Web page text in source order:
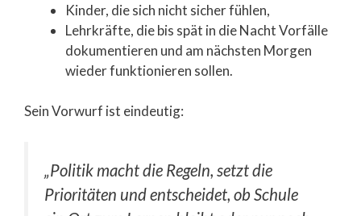
Kinder, die sich nicht sicher fühlen,
Lehrkräfte, die bis spät in die Nacht Vorfälle
dokumentieren und am nächsten Morgen
wieder funktionieren sollen.
Sein Vorwurf ist eindeutig:
„Politik macht die Regeln, setzt die
Prioritäten und entscheidet, ob Schule